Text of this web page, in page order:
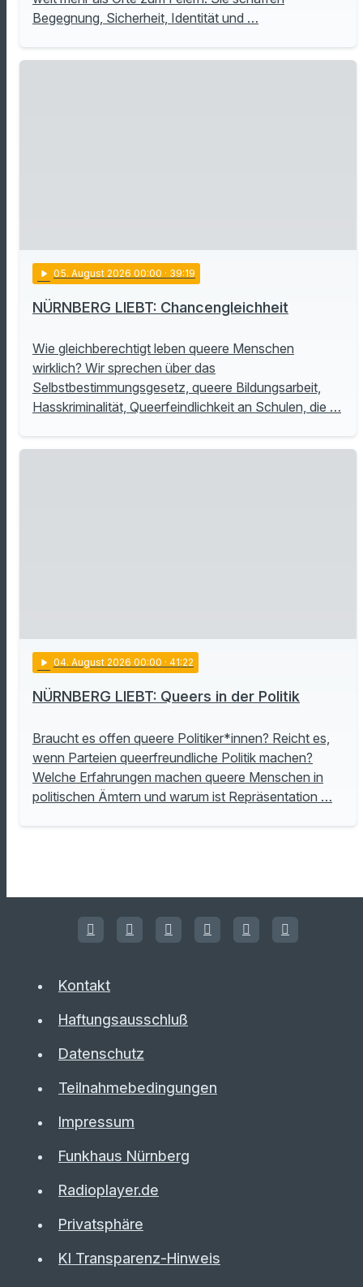
Begegnung, Sicherheit, Identität und …
play_arrow 05. August 2026 00:00 · 39:19
NÜRNBERG LIEBT: Chancengleichheit
Wie gleichberechtigt leben queere Menschen
wirklich? Wir sprechen über das
Selbstbestimmungsgesetz, queere Bildungsarbeit,
Hasskriminalität, Queerfeindlichkeit an Schulen, die …
play_arrow 04. August 2026 00:00 · 41:22
NÜRNBERG LIEBT: Queers in der Politik
Braucht es offen queere Politiker*innen? Reicht es,
wenn Parteien queerfreundliche Politik machen?
Welche Erfahrungen machen queere Menschen in
politischen Ämtern und warum ist Repräsentation …
Kontakt
Haftungsausschluß
Datenschutz
Teilnahmebedingungen
Impressum
Funkhaus Nürnberg
Radioplayer.de
Privatsphäre
KI Transparenz-Hinweis